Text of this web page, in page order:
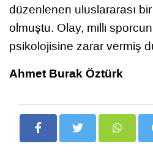
düzenlenen uluslararası
olmuştu. Olay, milli
psikolojisine zarar vermiş
Ahmet Burak Öztürk